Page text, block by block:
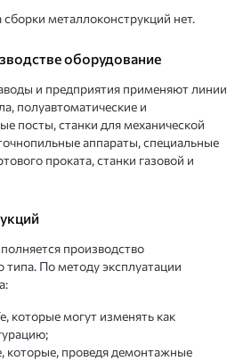
металлоконструкций нет.
оборудование
и предприятия применяют линии
полуавтоматические и
посты, станки для механической
аппараты, специальные
проката, станки газовой и
производство
типа. По методу эксплуатации
которые могут изменять как
которые, проведя демонтажные